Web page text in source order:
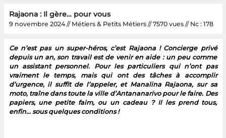
Rajaona : Il gère… pour vous
9 novembre 2024 // Métiers & Petits Métiers // 7570 vues // Nc : 178
Ce n’est pas un super-héros, c’est Rajaona ! Concierge privé
depuis un an, son travail est de venir en aide : un peu comme
un assistant personnel. Pour les particuliers qui n’ont pas
vraiment le temps, mais qui ont des tâches à accomplir
d’urgence, il suffit de l’appeler, et Manalina Rajaona, sur sa
moto, traîne dans toute la ville d’Antananarivo pour le faire. Des
papiers, une petite faim, ou un cadeau ? Il les prend tous,
enfin… sous quelques conditions !